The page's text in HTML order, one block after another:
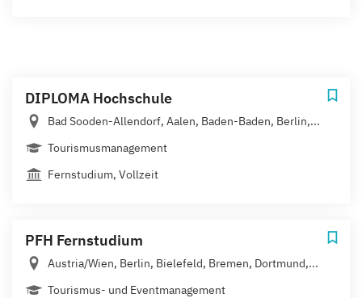
DIPLOMA Hochschule
Bad Sooden-Allendorf, Aalen, Baden-Baden, Berlin,...
Tourismusmanagement
Fernstudium, Vollzeit
PFH Fernstudium
Austria/Wien, Berlin, Bielefeld, Bremen, Dortmund,...
Tourismus- und Eventmanagement